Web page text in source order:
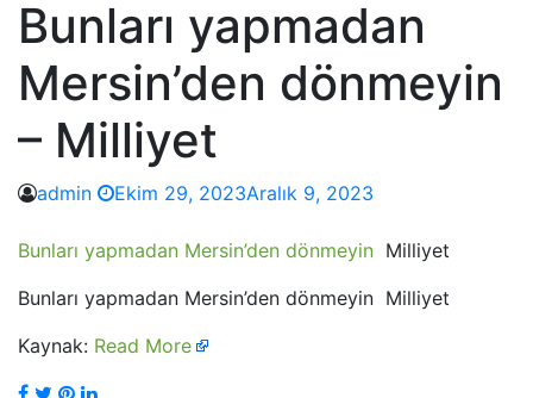
Bunları yapmadan
Mersin’den dönmeyin
– Milliyet
admin Ekim 29, 2023Aralık 9, 2023
Bunları yapmadan Mersin’den dönmeyin Milliyet
Bunları yapmadan Mersin’den dönmeyin Milliyet
Kaynak: Read More